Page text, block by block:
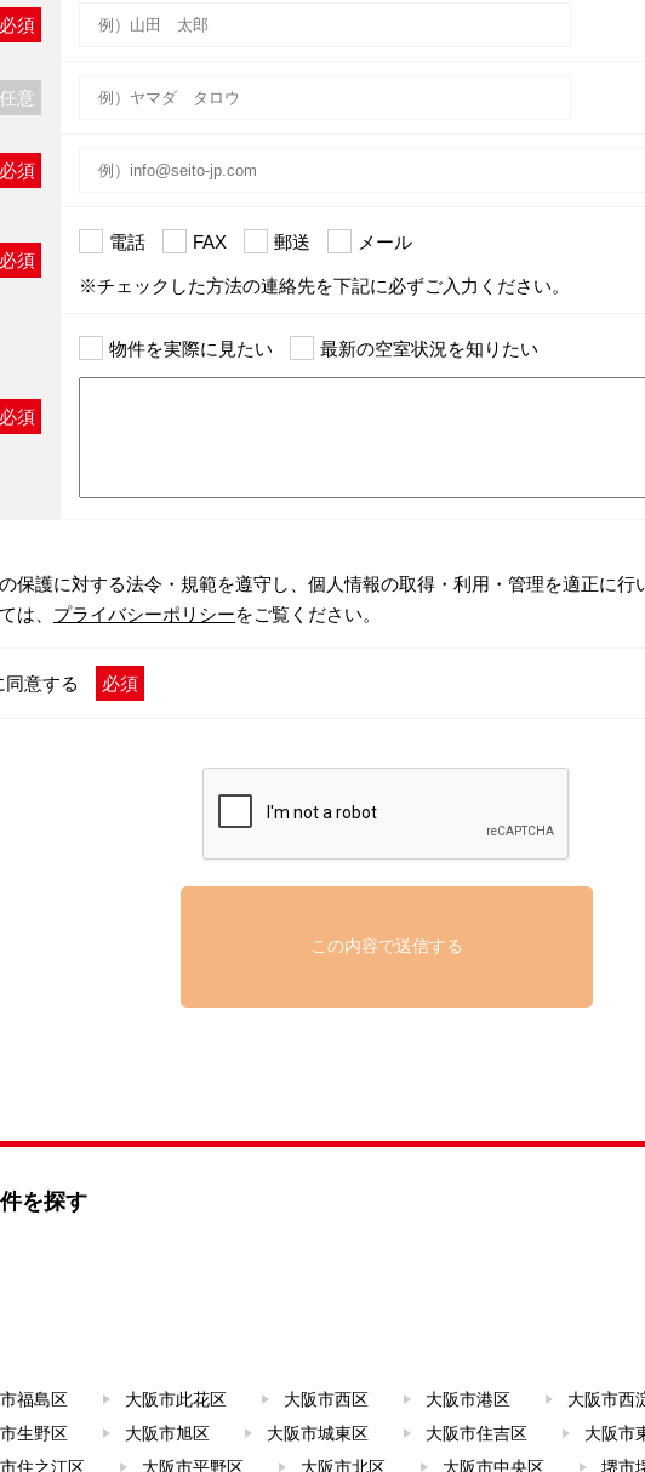
必須
任意
必須
必須
電話 FAX 郵送 メール
※チェックした方法の連絡先を下記に必ずご入力ください。
必須
物件を実際に見たい 最新の空室状況を知りたい
保護に対する法令・規範を遵守し、個人情報の取得・利用・管理を適正に行
は、 プライバシーポリシーをご覧ください。
意する 必須
を探す
福島区 大阪市此花区 大阪市西区 大阪市港区 大阪市西
生野区 大阪市旭区 大阪市城東区 大阪市住吉区 大阪市
住之江区 大阪市平野区 大阪市北区 大阪市中央区 堺市